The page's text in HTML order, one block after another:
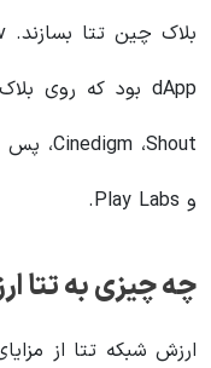
و Play Labs.
چه چیزی به تتا
ارزش شبکه تتا از